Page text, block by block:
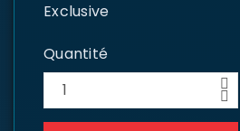
Exclusive
Quantité